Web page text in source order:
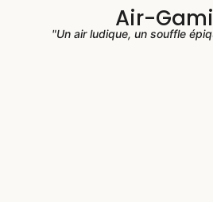
Air-
"Un air ludique, un souffle